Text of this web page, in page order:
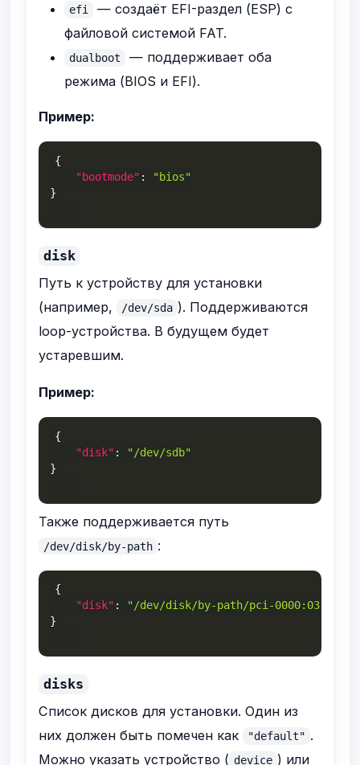
efi
— создаёт EFI-раздел (ESP) с
файловой системой FAT.
dualboot
— поддерживает оба
режима (BIOS и EFI).
Пример:
{
"bootmode" :
"bios"
}
disk
Путь к устройству для установки
(например,
/dev/sda ). Поддерживаются
loop-устройства. В будущем будет
устаревшим.
Пример:
{
"disk" :
"/dev/sdb"
}
Также поддерживается путь
/dev/disk/by-path :
{
"disk" :
"/dev/disk/by-path/pci-
}
disks
Список дисков для установки. Один из
них должен быть помечен как
"default" .
Можно указать устройство ( device ) или